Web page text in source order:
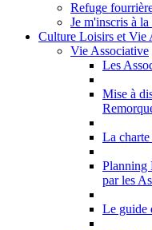
Refuge
Je m'inscris à
Culture Loisirs et Vie
Vie Associative
Les
Mise à
La
Planning
par les
Le guide